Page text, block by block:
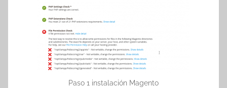
Paso 1 instalación Magento